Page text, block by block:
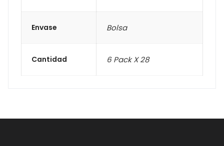
Envase Bolsa
Cantidad 6 Pack X 28